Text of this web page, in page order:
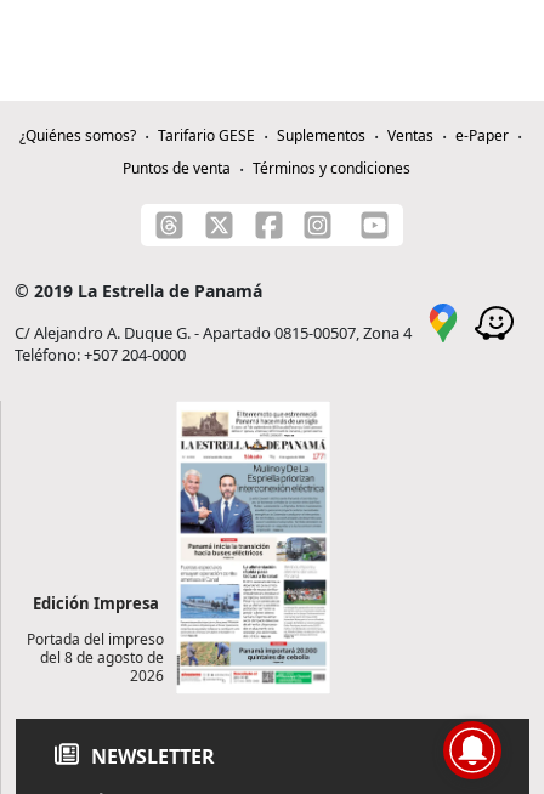
¿Quiénes somos? Tarifario GESE Suplementos Ventas
e-Paper
Puntos de venta
Términos y condiciones
© 2019 La Estrella de Panamá
C/ Alejandro A. Duque G. - Apartado 0815-00507, Zona 4
Teléfono: +507 204-0000
Edición Impresa
Portada del impreso
del 8 de agosto de
2026
NEWSLETTER